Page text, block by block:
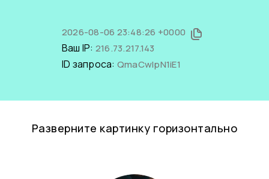
2026-08-06 23:48:26 +0000
Ваш IP: 216.73.217.143
ID запроса: QmaCwlpN1iE1
Разверните картинку горизонтально